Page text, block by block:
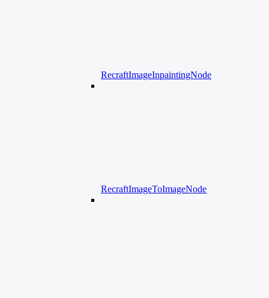
RecraftImageInpaintingNode
RecraftImageToImageNode